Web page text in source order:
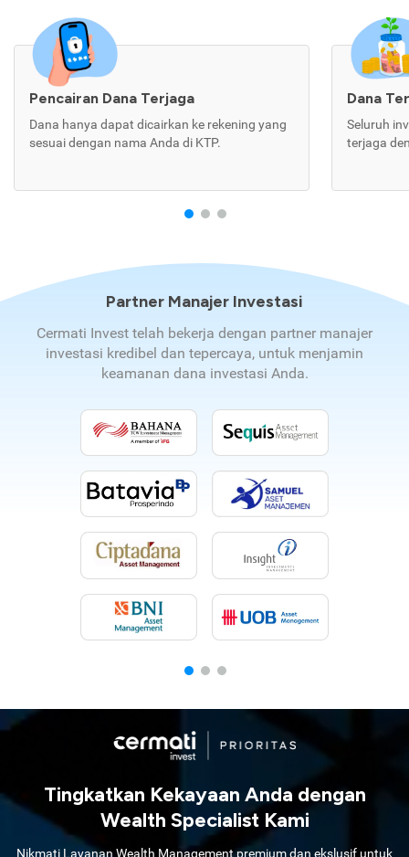
Pencairan Dana Terjaga
Dana hanya dapat dicairkan ke rekening yang
sesuai dengan nama Anda di KTP.
Dana
Seluruh
terjaga
Partner Manajer Investasi
Cermati Invest telah bekerja dengan partner manajer
investasi kredibel dan tepercaya, untuk menjamin
keamanan dana investasi Anda.
Tingkatkan Kekayaan Anda dengan
Wealth Specialist Kami
Nikmati Layanan Wealth Management premium dan ekslusif untuk